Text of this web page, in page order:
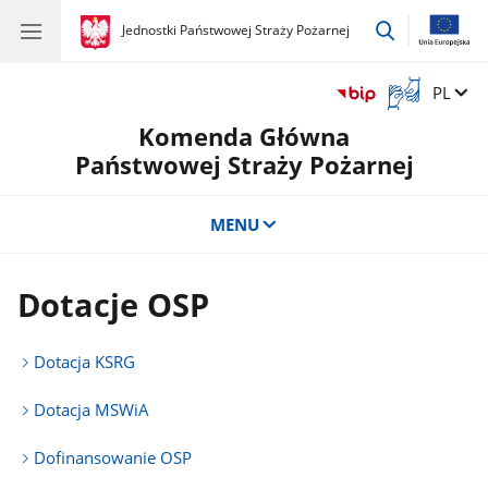
gov.pl
Jednostki Państwowej Straży Pożarnej
gov.pl
Jednostki
przejdź
Otwórz
okno
tłumaczem
języka
Zmień
PL
Komenda Główna
Państwowej Straży Pożarnej
MENU
Dotacje OSP
Dotacja KSRG
Dotacja MSWiA
Dofinansowanie OSP